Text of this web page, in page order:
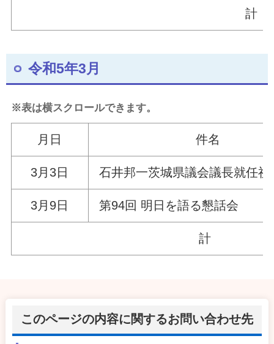
計
令和5年3月
※表は横スクロールできます。
月日 件名
3月3日 石井邦一茨城県議会議長就
3月9日 第94回 明日を語る懇話会
計
このページの内容に関するお問い合わせ先